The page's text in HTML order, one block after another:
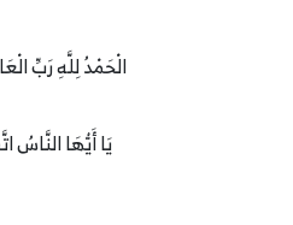
الْحَمْدُ لِلَّهِ رَبِّ